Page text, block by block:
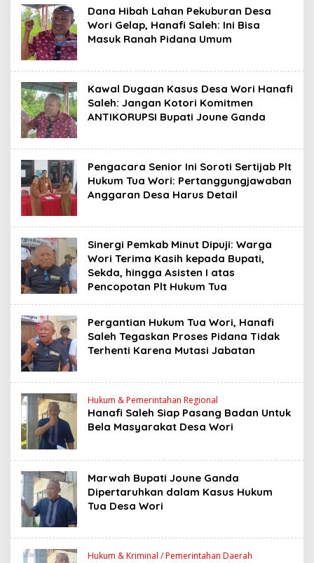
Dana Hibah Lahan Pekuburan Desa
Wori Gelap, Hanafi Saleh: Ini Bisa
Masuk Ranah Pidana Umum
Kawal Dugaan Kasus Desa Wori Hanafi
Saleh: Jangan Kotori Komitmen
ANTIKORUPSI Bupati Joune Ganda ​
Pengacara Senior Ini Soroti Sertijab Plt
Hukum Tua Wori: Pertanggungjawaban
Anggaran Desa Harus Detail ​
Sinergi Pemkab Minut Dipuji: Warga
Wori Terima Kasih kepada Bupati,
Sekda, hingga Asisten I atas
Pencopotan Plt Hukum Tua
Pergantian Hukum Tua Wori, Hanafi
Saleh Tegaskan Proses Pidana Tidak
Terhenti Karena Mutasi Jabatan
Hukum & Pemerintahan Regional
Hanafi Saleh Siap Pasang Badan Untuk
Bela Masyarakat Desa Wori
Marwah Bupati Joune Ganda
Dipertaruhkan dalam Kasus Hukum
Tua Desa Wori
Hukum & Kriminal / Pemerintahan Daerah